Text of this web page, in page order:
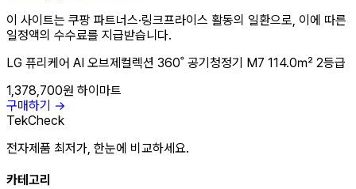
이 사이트는 쿠팡 파트너스·링크프라이스 활동의 일환으로, 이에 따른
일정액의 수수료를 지급받습니다.
LG 퓨리케어 AI 오브제컬렉션 360˚ 공기청정기 M7 114.0㎡ 2등급
1,378,700원 하이마트
구매하기 →
TekCheck
전자제품 최저가, 한눈에 비교하세요.
카테고리